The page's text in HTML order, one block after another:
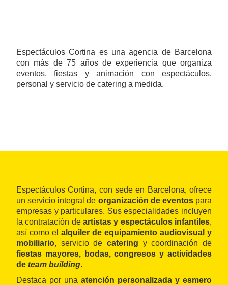
Espectáculos Cortina es una agencia de Barcelona
con más de 75 años de experiencia que organiza
eventos, fiestas y animación con espectáculos,
personal y servicio de catering a medida.
Espectáculos Cortina, con sede en Barcelona, ofrece
un servicio integral de organización de eventospara
empresas y particulares. Sus especialidades incluyen
la contratación de artistas y espectáculos infantiles,
así como el alquiler de equipamiento audiovisual y
mobiliario, servicio de catering y coordinación de
fiestas mayores, bodas, congresos y actividades
de team building.
Destaca por una atención personalizada y esmero